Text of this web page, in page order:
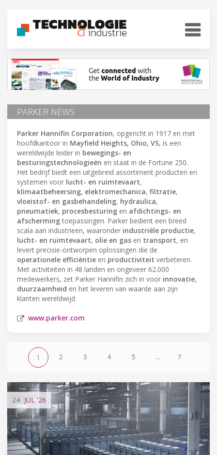
PARKER NEWS
Parker Hannifin Corporation, opgericht in 1917 en met
hoofdkantoor in Mayfield Heights, Ohio, VS, is een
wereldwijde leider in bewegings- en
besturingstechnologieën en staat in de Fortune 250.
Het bedrijf biedt een uitgebreid assortiment producten en
systemen voor lucht- en ruimtevaart,
klimaatbeheersing, elektromechanica, filtratie,
vloeistof- en gasbehandeling, hydraulica,
pneumatiek, procesbesturing en afdichtings- en
afschermingtoepassingen. Parker bedient een breed
scala aan industrieën, waaronder industriële productie,
lucht- en ruimtevaart, olie en gas en transport, en
levert precisie-ontworpen oplossingen die de
operationele efficiëntie en productiviteit verbeteren.
Met activiteiten in 48 landen en ongeveer 62.000
medewerkers, zet Parker Hannifin zich in voor innovatie,
duurzaamheid en het leveren van waarde aan zijn
klanten wereldwijd.
www.parker.com
1 2 3 4 5 ... 7
24 JUL '26